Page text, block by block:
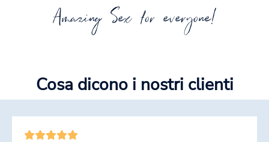
Amazing Sex for everyone!
Cosa dicono i nostri clienti